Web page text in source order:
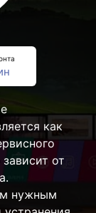
как
от
нужным